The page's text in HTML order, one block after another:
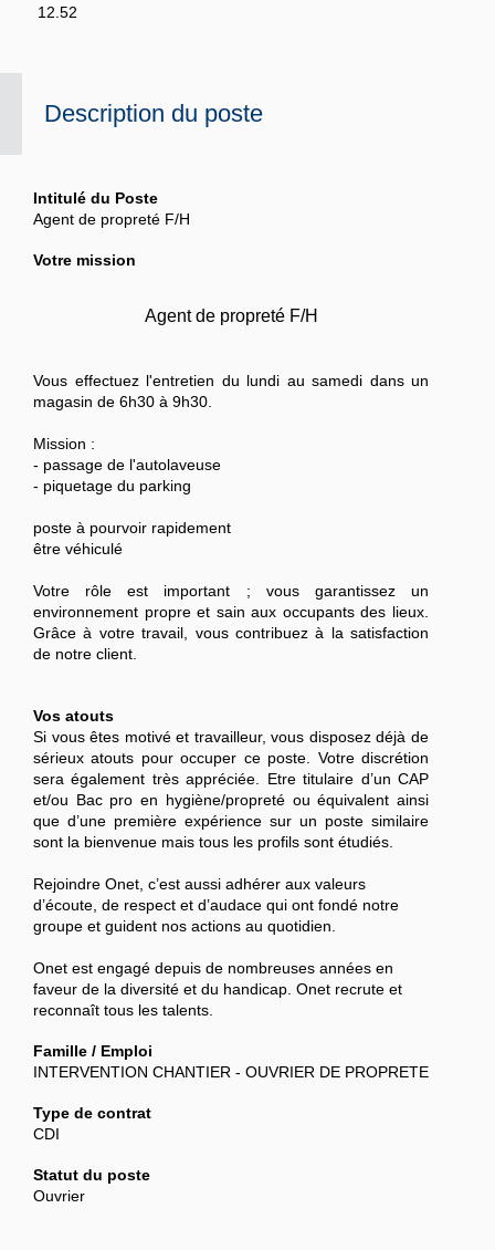
Description du poste
Intitulé du Poste
Agent de propreté F/H
Votre mission
Agent de propreté F/H
Vous effectuez l'entretien du lundi au samedi dans un
magasin de 6h30 à 9h30.
Mission :
- passage de l'autolaveuse
- piquetage du parking
poste à pourvoir rapidement
être véhiculé
Votre rôle est important ; vous garantissez un
environnement propre et sain aux occupants des lieux.
Grâce à votre travail, vous contribuez à la satisfaction
de notre client.
Vos atouts
Si vous êtes motivé et travailleur, vous disposez déjà de
sérieux atouts pour occuper ce poste. Votre discrétion
sera également très appréciée. Etre titulaire d’un CAP
et/ou Bac pro en hygiène/propreté ou équivalent ainsi
que d’une première expérience sur un poste similaire
sont la bienvenue mais tous les profils sont étudiés.
Rejoindre Onet, c’est aussi adhérer aux valeurs
d’écoute, de respect et d’audace qui ont fondé notre
groupe et guident nos actions au quotidien.
Onet est engagé depuis de nombreuses années en
faveur de la diversité et du handicap. Onet recrute et
reconnaît tous les talents.
Famille / Emploi
INTERVENTION CHANTIER - OUVRIER DE PROPRETE
Type de contrat
CDI
Statut du poste
Ouvrier
‎ 12.52